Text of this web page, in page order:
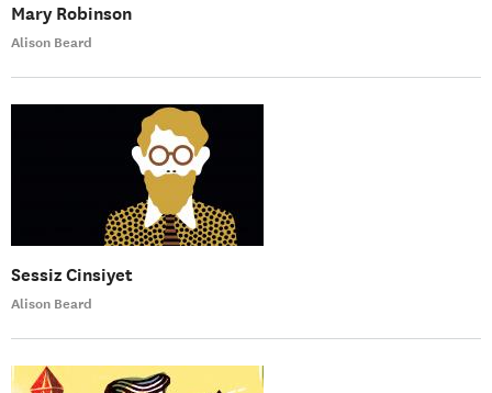
Mary Robinson
Alison Beard
Sessiz Cinsiyet
Alison Beard